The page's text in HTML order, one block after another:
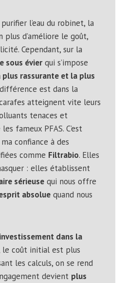
l’eau du robinet, la
plus d’améliore le goût,
Cependant, sur la
sous évier qui s’impose
plus rassurante et la plus
est dans la
atteignent vite leurs
tenaces et
fameux PFAS. C’est
confiance à des
comme Filtrabio. Elles
: elles établissent
sérieuse qui nous offre
absolue quand nous
investissement dans la
le coût initial est plus
les calculs, on se rend
devient plus